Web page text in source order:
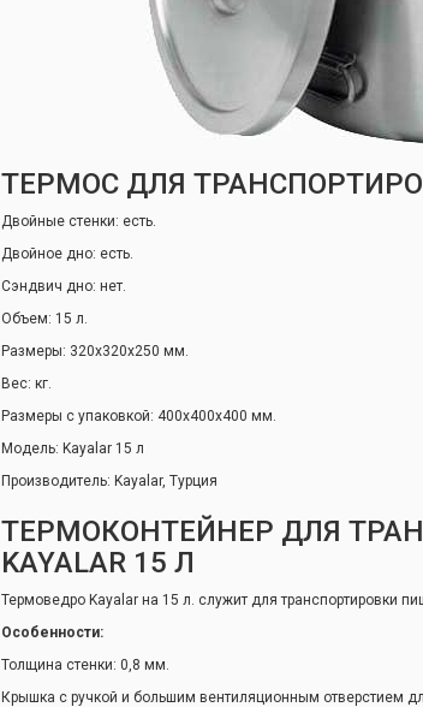
ТЕРМОС ДЛЯ
Двойные стенки: есть.
Двойное дно: есть.
Сэндвич дно: нет.
Объем: 15 л.
Размеры: 320х320х250 мм.
Вес: кг.
Размеры с упаковкой: 400х400х400 мм.
Модель: Kayalar 15 л
Производитель: Kayalar, Турция
ТЕРМОКОНТЕЙНЕР ДЛЯ
KAYALAR 15 Л
Термоведро Kayalar на 15 л. служит для транспортировки
Особенности:
Толщина стенки: 0,8 мм.
Крышка с ручкой и большим вентиляционным отверстием